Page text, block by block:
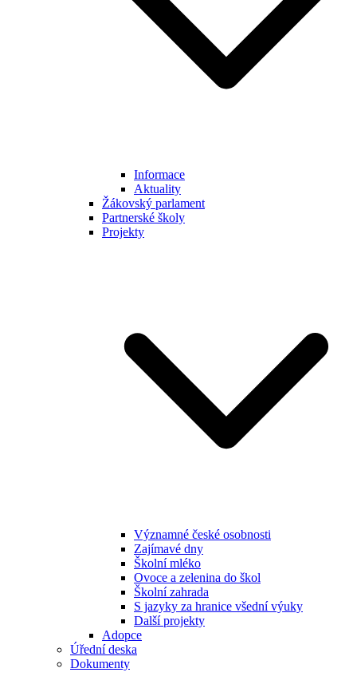
Informace
Aktuality
Žákovský parlament
Partnerské školy
Projekty
Významné české osobnosti
Zajímavé dny
Školní mléko
Ovoce a zelenina do škol
Školní zahrada
S jazyky za hranice všední výuky
Další projekty
Adopce
Úřední deska
Dokumenty